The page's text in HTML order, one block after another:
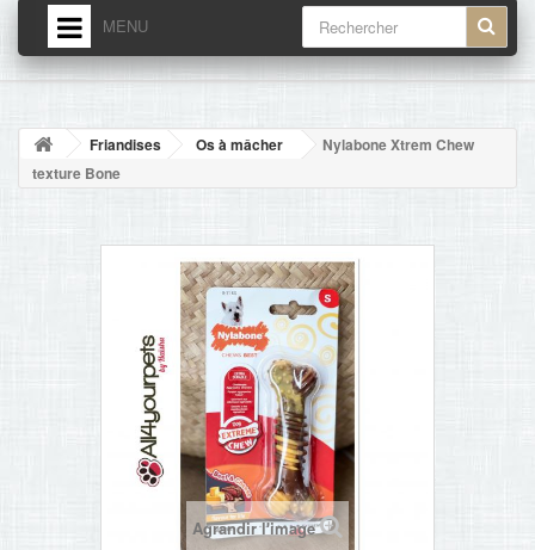
MENU
ACCUEIL
NOUVELLES
ACCUEIL
Friandises Os à mâcher
Nylabone Xtrem Chew
texture Bone
Agrandir l'image